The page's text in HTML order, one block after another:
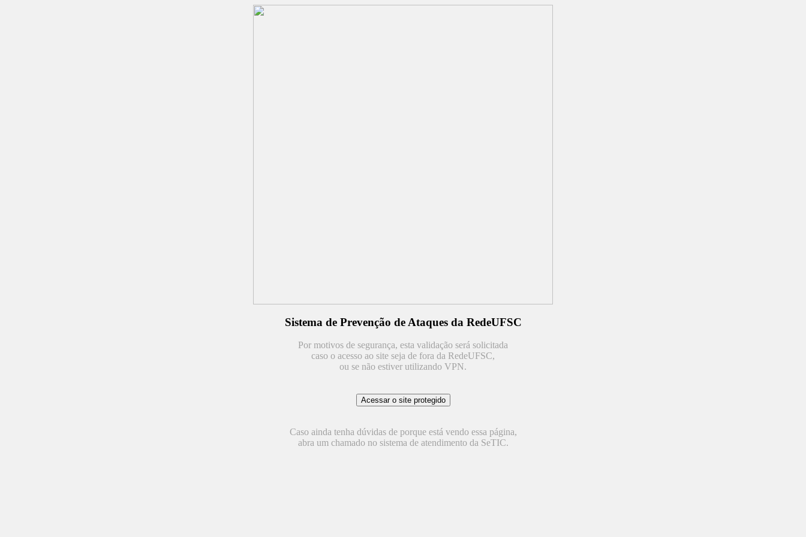
Sistema de Prevenção de Ataques da RedeUFSC
Por motivos de segurança, esta validação será solicitada
caso o acesso ao site seja de fora da RedeUFSC,
ou se não estiver utilizando VPN.
Caso ainda tenha dúvidas de porque está vendo essa página,
abra um chamado no sistema de atendimento da SeTIC.